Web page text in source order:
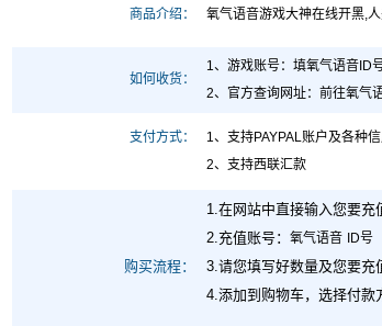
商品介绍： 氧气语音游戏大神在线开黑,
如何收货：
1、游戏账号：填氧气语音ID
2、官方查询网址：前往氧气
支付方式：
1、支持PAYPAL账户及各种
2、支持西联汇款
购买流程：
1.在网站中直接输入您要充
2.充值账号： 氧气语音 ID号
3.请您填写好数量及您要充
4.添加到购物车，选择付